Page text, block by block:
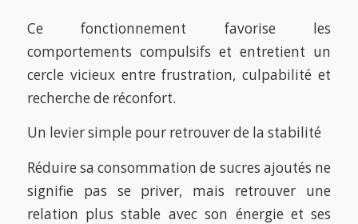
Ce fonctionnement favorise les
comportements compulsifs et entretient un
cercle vicieux entre frustration, culpabilité et
recherche de réconfort.
Un levier simple pour retrouver de la stabilité
Réduire sa consommation de sucres ajoutés ne
signifie pas se priver, mais retrouver une
relation plus stable avec son énergie et ses